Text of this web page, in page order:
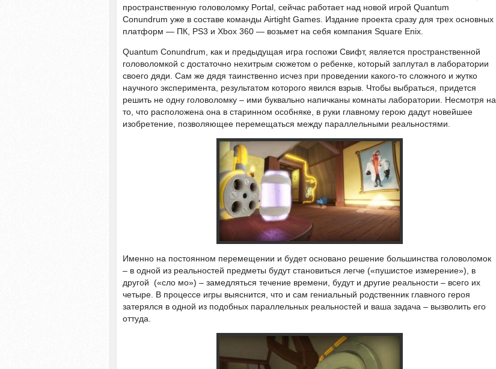
пространственную головоломку Portal, сейчас работает над новой игрой Quantum
Conundrum уже в составе команды Airtight Games. Издание проекта сразу для трех основных
платформ — ПК, PS3 и Xbox 360 — возьмет на себя компания Square Enix.
Quantum Conundrum, как и предыдущая игра госпожи Свифт, является пространственной
головоломкой с достаточно нехитрым сюжетом о ребенке, который заплутал в лаборатории
своего дяди. Сам же дядя таинственно исчез при проведении какого-то сложного и жутко
научного эксперимента, результатом которого явился взрыв. Чтобы выбраться, придется
решить не одну головоломку – ими буквально напичканы комнаты лаборатории. Несмотря на
то, что расположена она в старинном особняке, в руки главному герою дадут новейшее
изобретение, позволяющее перемещаться между параллельными реальностями.
Именно на постоянном перемещении и будет основано решение большинства головоломок
– в одной из реальностей предметы будут становиться легче («пушистое измерение»), в
другой («сло мо») – замедляться течение времени, будут и другие реальности – всего их
четыре. В процессе игры выяснится, что и сам гениальный родственник главного героя
затерялся в одной из подобных параллельных реальностей и ваша задача – вызволить его
оттуда.